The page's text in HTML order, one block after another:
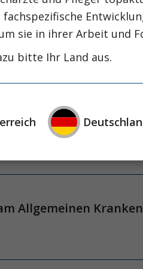
intoxicated patient
hospital asystolic
Anton Laggner
Allgemeinen
sie in ihrer Arbeit und
bitte Ihr Land aus.